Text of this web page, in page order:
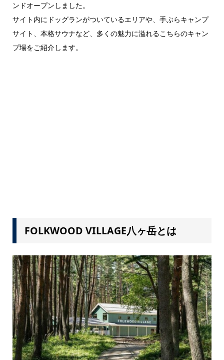
ンドオープンしました。
サイト内にドッグランがついているエリアや、手ぶらキャンプ
サイト、本格サウナなど、多くの魅力に溢れるこちらのキャン
プ場をご紹介します。
FOLKWOOD VILLAGE八ヶ岳とは